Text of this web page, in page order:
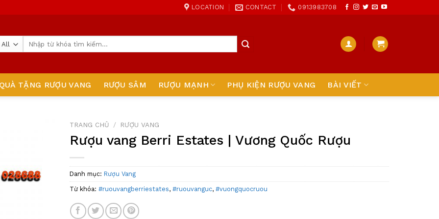
LOCATION CONTACT 0913983708
QUÀ TẶNG RƯỢU VANG RƯỢU SÂM RƯỢU MẠNH PHỤ KIỆN RƯỢU VANG BÀI VIẾT
TRANG CHỦ / RƯỢU VANG
Rượu vang Berri Estates | Vương Quốc Rượu
Danh mục: Rượu Vang
Từ khóa: #ruouvangberriestates, #ruouvanguc, #vuongquocruou